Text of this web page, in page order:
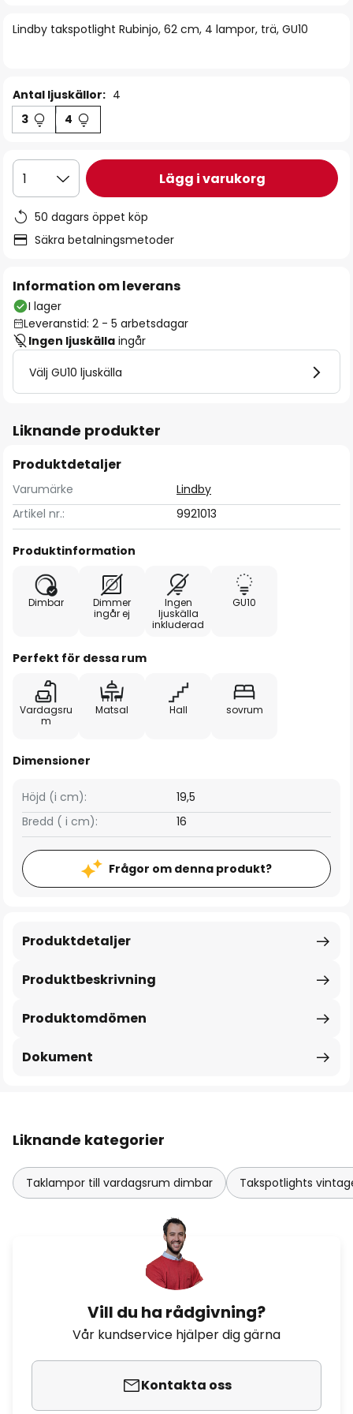
Lindby takspotlight Rubinjo, 62 cm, 4 lampor, trä, GU10
Antal ljuskällor: 4
3
4
1 Lägg i varukorg
50 dagars öppet köp
Säkra betalningsmetoder
Information om leverans
I lager
Leveranstid: 2 - 5 arbetsdagar
Ingen ljuskälla ingår
Välj GU10 ljuskälla
Liknande produkter
Produktdetaljer
Varumärke
Lindby
Artikel nr.:
9921013
Produktinformation
Dimbar
Dimmer
ingår ej
Ingen
ljuskälla
inkluderad
GU10
Perfekt för dessa rum
Vardagsru
m
Matsal Hall sovrum
Dimensioner
Bredd ( i cm): 16
Höjd (i cm): 19,5
Frågor om denna produkt?
Produktbeskrivning
Produktdetaljer
Produktomdömen
Dokument
Liknande kategorier
Taklampor till vardagsrum dimbar Takspotlights
Vill du ha rådgivning?
Vår kundservice hjälper dig gärna
Kontakta oss